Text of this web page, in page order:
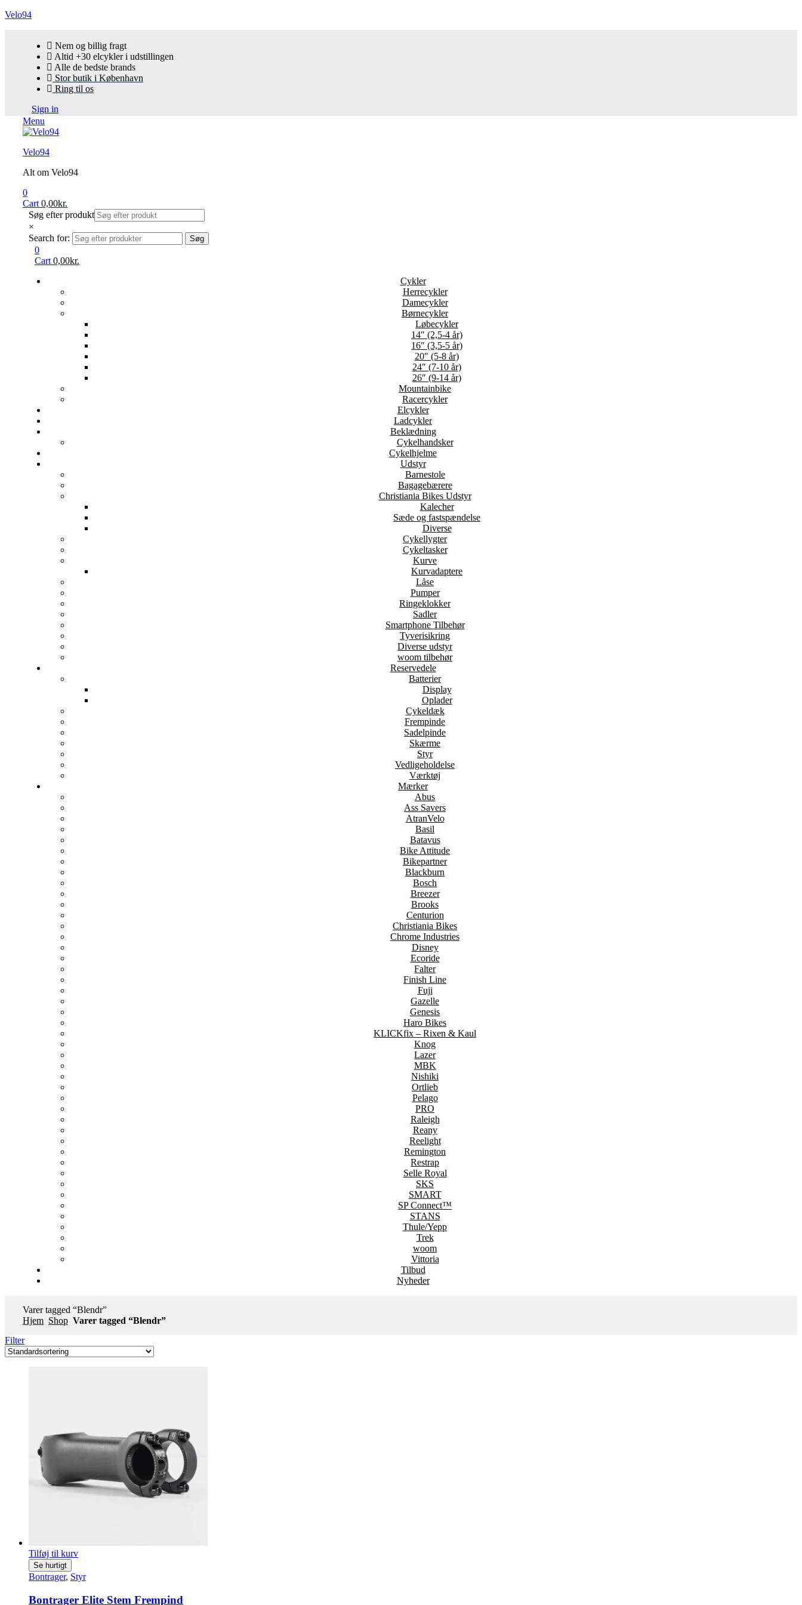
Velo94
Nem og billig fragt
Altid +30 elcykler i udstillingen
Alle de bedste brands
Stor butik i København
Ring til os
Sign in
Menu
Velo94
Alt om Velo94
0
Cart 0,00kr.
Søg efter produkt
×
Search for:
Søg
0
Cart 0,00kr.
Cykler
Herrecykler
Damecykler
Børnecykler
Løbecykler
14″ (2,5-4 år)
16″ (3,5-5 år)
20″ (5-8 år)
24″ (7-10 år)
26″ (9-14 år)
Mountainbike
Racercykler
Elcykler
Ladcykler
Beklædning
Cykelhandsker
Cykelhjelme
Udstyr
Barnestole
Bagagebærere
Christiania Bikes Udstyr
Kalecher
Sæde og fastspændelse
Diverse
Cykellygter
Cykeltasker
Kurve
Kurvadaptere
Låse
Pumper
Ringeklokker
Sadler
Smartphone Tilbehør
Tyverisikring
Diverse udstyr
woom tilbehør
Reservedele
Batterier
Display
Oplader
Cykeldæk
Frempinde
Sadelpinde
Skærme
Styr
Vedligeholdelse
Værktøj
Mærker
Abus
Ass Savers
AtranVelo
Basil
Batavus
Bike Attitude
Bikepartner
Blackburn
Bosch
Breezer
Brooks
Centurion
Christiania Bikes
Chrome Industries
Disney
Ecoride
Falter
Finish Line
Fuji
Gazelle
Genesis
Haro Bikes
KLICKfix – Rixen & Kaul
Knog
Lazer
MBK
Nishiki
Ortlieb
Pelago
PRO
Raleigh
Reany
Reelight
Remington
Restrap
Selle Royal
SKS
SMART
SP Connect™
STANS
Thule/Yepp
Trek
woom
Vittoria
Tilbud
Nyheder
Varer tagged “Blendr”
Hjem Shop Varer tagged “Blendr”
Filter
Tilføj til kurv
Se hurtigt
Bontrager, Styr
Bontrager Elite Stem Frempind